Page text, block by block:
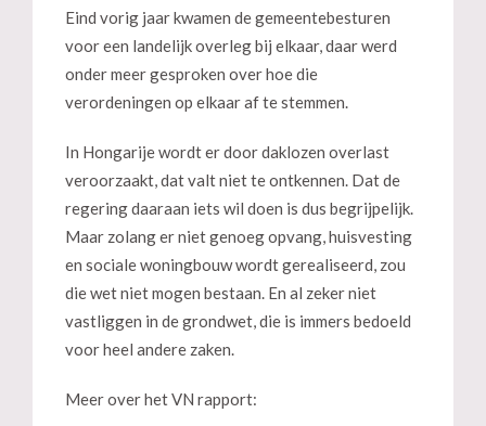
Eind vorig jaar kwamen de gemeentebesturen
voor een landelijk overleg bij elkaar, daar werd
onder meer gesproken over hoe die
verordeningen op elkaar af te stemmen.
In Hongarije wordt er door daklozen overlast
veroorzaakt, dat valt niet te ontkennen. Dat de
regering daaraan iets wil doen is dus begrijpelijk.
Maar zolang er niet genoeg opvang, huisvesting
en sociale woningbouw wordt gerealiseerd, zou
die wet niet mogen bestaan. En al zeker niet
vastliggen in de grondwet, die is immers bedoeld
voor heel andere zaken.
Meer over het VN rapport: